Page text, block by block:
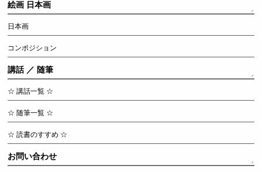
絵画 日本画
日本画
コンポジション
講話 ／ 随筆
☆ 講話一覧 ☆
☆ 随筆一覧 ☆
☆ 読書のすすめ ☆
お問い合わせ